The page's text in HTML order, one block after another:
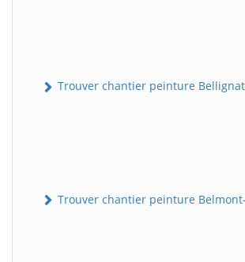
Trouver chantier peinture Bellignat
Trouver chantier peinture